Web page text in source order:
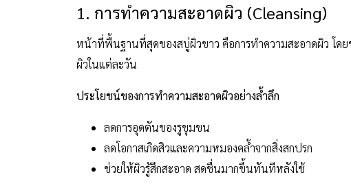
1. การทำความสะอาดผิว (Cleansing)
หน้าที่พื้นฐานที่สุดของสบู่ผิวขาว คือการทำความสะอาดผิว โด
ผิวในแต่ละวัน
ประโยชน์ของการทำความสะอาดผิวอย่างล้ำลึก
ลดการอุดตันของรูขุมขน
ลดโอกาสเกิดสิวและความหมองคล้ำจากสิ่งสกปรก
ช่วยให้ผิวรู้สึกสะอาด สดชื่นมากขึ้นทันทีหลังใช้